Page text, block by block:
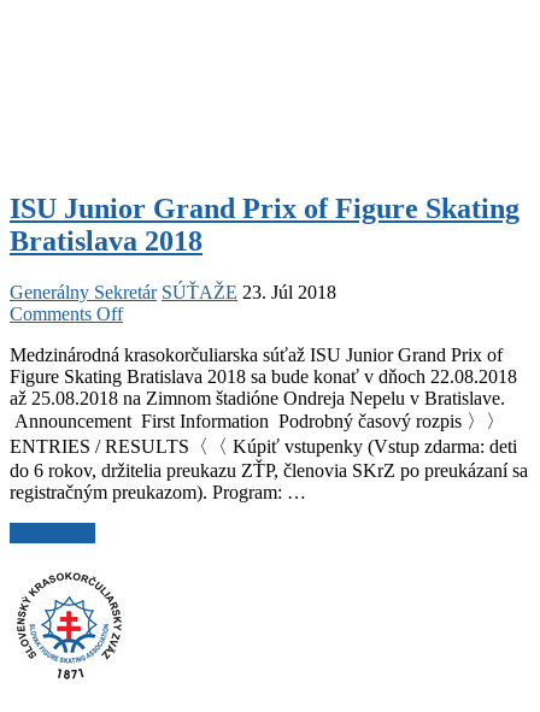
ISU Junior Grand Prix of Figure Skating
Bratislava 2018
Generálny Sekretár SÚŤAŽE 23. Júl 2018
Comments Offon
Junior
Grand
Prix
of
Figure
Skating
Bratislava
Medzinárodná krasokorčuliarska súťaž ISU Junior Grand Prix of
Figure Skating Bratislava 2018 sa bude konať v dňoch 22.08.2018
až 25.08.2018 na Zimnom štadióne Ondreja Nepelu v Bratislave.
Announcement First Information Podrobný časový rozpis 〉〉
ENTRIES / RESULTS〈〈 Kúpiť vstupenky (Vstup zdarma: deti
do 6 rokov, držitelia preukazu ZŤP, členovia SKrZ po preukázaní sa
registračným preukazom). Program: …
Grand
Prix
of
Figure
Skating
Bratislava